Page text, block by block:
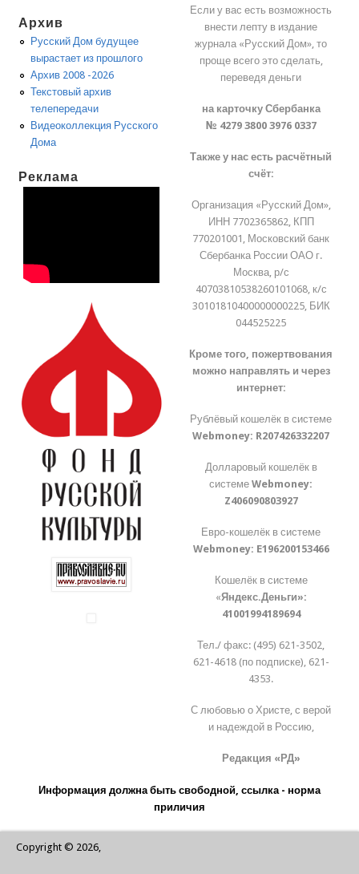
Архив
Русский Дом будущее
вырастает из прошлого
Архив 2008 -2026
Текстовый архив
телепередачи
Видеоколлекция Русского
Дома
Реклама
Если у вас есть возможность
внести лепту в издание
журнала «Русский Дом», то
проще всего это сделать,
переведя деньги
на карточку Сбербанка
№ 4279 3800 3976 0337
Также у нас есть расчётный
счёт:
Организация «Русский Дом»,
ИНН 7702365862, КПП
770201001, Московский банк
Сбербанка России ОАО г.
Москва, р/с
40703810538260101068, к/с
30101810400000000225, БИК
044525225
Кроме того, пожертвования
можно направлять и через
интернет:
Рублёвый кошелёк в системе
Webmoney: R207426332207
Долларовый кошелёк в
системеWebmoney:
Z406090803927
Евро-кошелёк в системе
Webmoney: E196200153466
Кошелёк в системе
«Яндекс.Деньги»:
41001994189694
Тел./ факс: (495) 621-3502,
621-4618 (по подписке), 621-
4353.
С любовью о Христе, с верой
и надеждой в Россию,
Редакция «РД»
Информация должна быть свободной, ссылка - норма
приличия
Copyright © 2026,